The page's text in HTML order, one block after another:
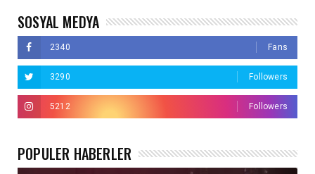
SOSYAL MEDYA
2340 Fans
3290 Followers
5212 Followers
POPÜLER HABERLER